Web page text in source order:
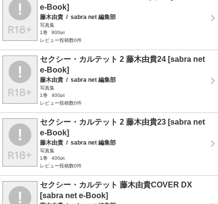
e-Book]
藤木由貴 / sabra net 編集部
写真集
1巻
800pt
レビュー投稿数0件
セクシー・カルテット 2 藤木由貴24 [sabra net
e-Book]
藤木由貴 / sabra net 編集部
写真集
1巻
400pt
レビュー投稿数0件
セクシー・カルテット 2 藤木由貴23 [sabra net
e-Book]
藤木由貴 / sabra net 編集部
写真集
1巻
400pt
レビュー投稿数0件
セクシー・カルテット 藤木由貴COVER DX
[sabra net e-Book]